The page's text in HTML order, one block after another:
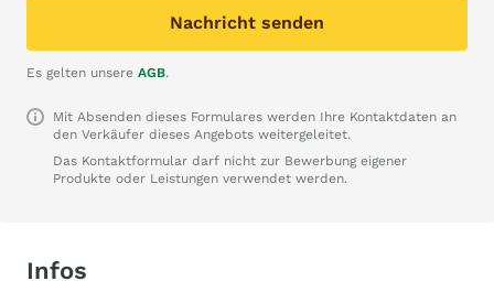
Nachricht senden
Es gelten unsere AGB.
Mit Absenden dieses Formulares werden Ihre Kontaktdaten an
den Verkäufer dieses Angebots weitergeleitet.
Das Kontaktformular darf nicht zur Bewerbung eigener
Produkte oder Leistungen verwendet werden.
Infos